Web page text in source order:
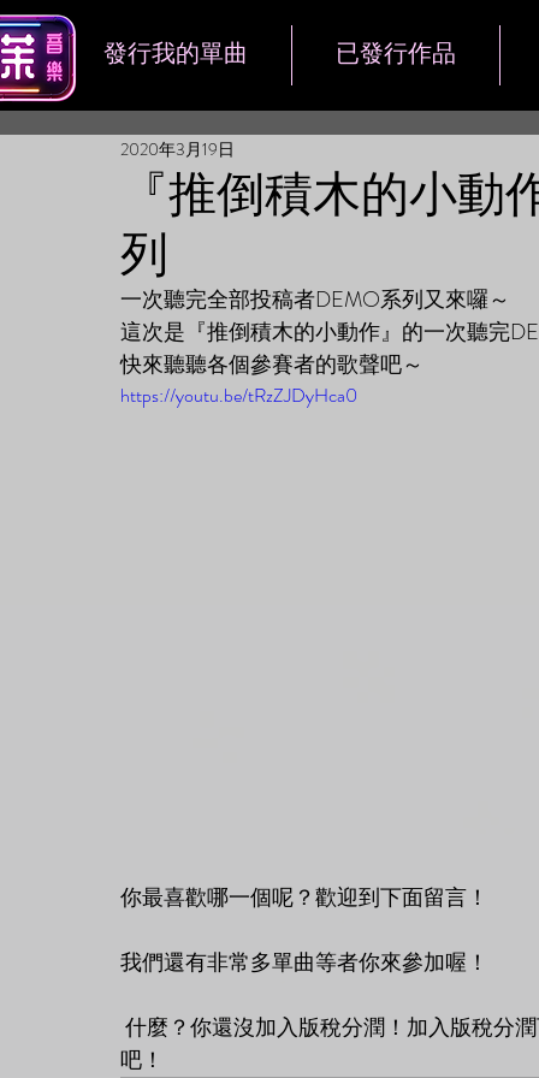
發行我的單曲 已發行作品
『推倒積木的小
列
2020年3月19日
一次聽完全部投稿者DEMO系列又來囉～
這次是『推倒積木的小動作』的一次聽完
快來聽聽各個參賽者的歌聲吧～
https://youtu.be/tRzZJDyHca0
你最喜歡哪一個呢？歡迎到下面留言！
我們還有非常多單曲等者你來參加喔！
吧！